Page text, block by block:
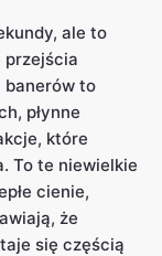
ale to
przejścia
banerów to
płynne
które
To te niewielkie
cienie,
że
się częścią